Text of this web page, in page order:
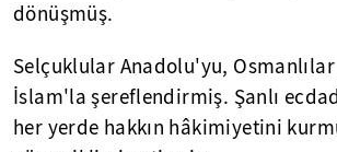
dönüşmüş.
Selçuklular Anadolu'yu, Osmanlılar
İslam'la şereflendirmiş. Şanlı
her yerde hakkın hâkimiyetini